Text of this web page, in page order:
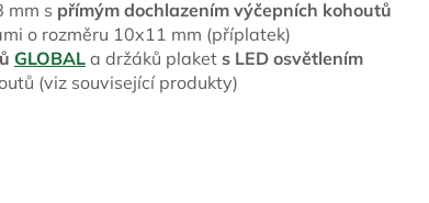
mm s přímým dochlazením výčepních kohoutů
o rozměru 10x11 mm (příplatek)
GLOBAL a držáků plaket s LED osvětlením
(viz související produkty)